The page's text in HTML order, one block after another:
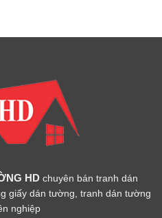
HD chuyên bán tranh dán
giấy dán tường, tranh dán tường
nghiệp